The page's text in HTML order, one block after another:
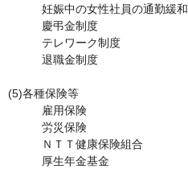
妊娠中の女性社員の通勤緩和
慶弔金制度
テレワーク制度
退職金制度
(5)各種保険等
雇用保険
労災保険
ＮＴＴ健康保険組合
厚生年金基金